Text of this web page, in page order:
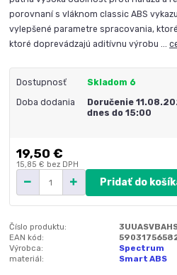
porovnaní s vláknom classic ABS
vylepšené parametre spracovania,
ktoré doprevádzajú aditívnu výrobu ...
Dostupnosť Skladom 6
Doba dodania
Doručenie
dnes do 15:00
19,50 €
15,85 € bez DPH
Pridať do
Číslo produktu:
EAN kód:
Výrobca:
Spectrum
materiál:
Smart ABS